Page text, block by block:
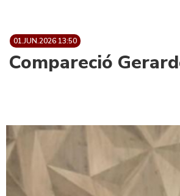
01.JUN.2026 13:50
Compareció